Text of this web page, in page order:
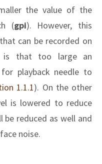
the value of the
(gpi). However, this
can be recorded on
is that too large an
playback needle to
1.1.1). On the other
is lowered to reduce
reduced as well and
noise.